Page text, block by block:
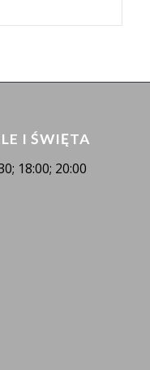
I ŚWIĘTA
18:00; 20:00